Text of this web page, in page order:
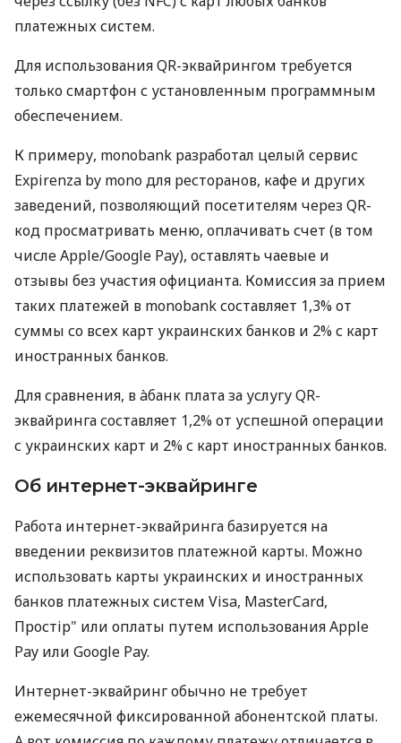
платежных систем.
Для использования QR-эквайрингом требуется
только смартфон с установленным программным
обеспечением.
К примеру, monobank разработал целый сервис
Expirenza by mono для ресторанов, кафе и других
заведений, позволяющий посетителям через QR-
код просматривать меню, оплачивать счет (в том
числе Apple/Google Pay), оставлять чаевые и
отзывы без участия официанта. Комиссия за прием
таких платежей в monobank составляет 1,3% от
суммы со всех карт украинских банков и 2% с карт
иностранных банков.
Для сравнения, в àбанк плата за услугу QR-
эквайринга составляет 1,2% от успешной операции
с украинских карт и 2% с карт иностранных банков.
Об интернет-эквайринге
Работа интернет-эквайринга базируется на
введении реквизитов платежной карты. Можно
использовать карты украинских и иностранных
банков платежных систем Visa, MasterCard,
Простір" или оплаты путем использования Apple
Pay или Google Pay.
Интернет-эквайринг обычно не требует
ежемесячной фиксированной абонентской платы.